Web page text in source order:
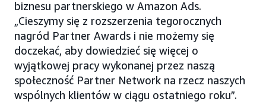
biznesu partnerskiego w Amazon Ads.
„Cieszymy się z rozszerzenia tegorocznych
nagród Partner Awards i nie możemy się
doczekać, aby dowiedzieć się więcej o
wyjątkowej pracy wykonanej przez naszą
społeczność Partner Network na rzecz naszych
wspólnych klientów w ciągu ostatniego roku”.